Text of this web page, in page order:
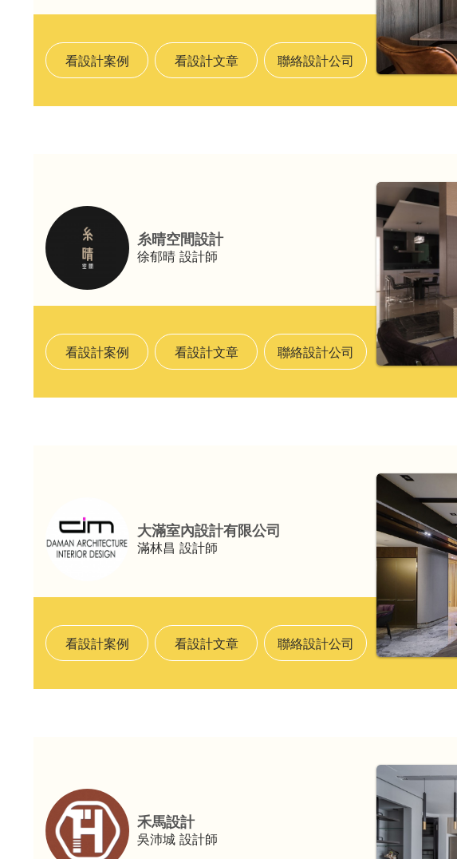
看設計案例 看設計文章 聯絡設計公司
糸晴空間設計
徐郁晴 設計師
看設計案例 看設計文章 聯絡設計公司
大滿室內設計有限公司
滿林昌 設計師
看設計案例 看設計文章 聯絡設計公司
禾馬設計
吳沛城 設計師